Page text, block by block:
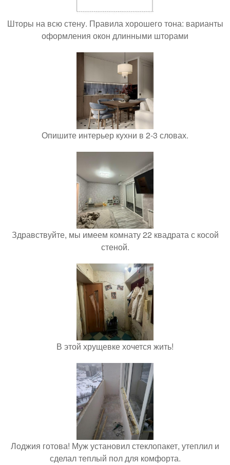
Шторы на всю стену. Правила хорошего тона: варианты
оформления окон длинными шторами
Опишите интерьер кухни в 2-3 словах.
Здравствуйте, мы имеем комнату 22 квадрата с косой
стеной.
В этой хрущевке хочется жить!
Лоджия готова! Муж установил стеклопакет, утеплил и
сделал теплый пол для комфорта.